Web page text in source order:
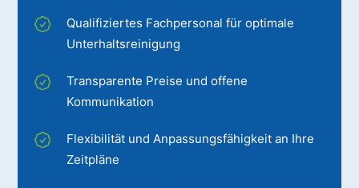
Qualifiziertes Fachpersonal für optimale
Unterhaltsreinigung
Transparente Preise und offene
Kommunikation
Flexibilität und Anpassungsfähigkeit an Ihre
Zeitpläne